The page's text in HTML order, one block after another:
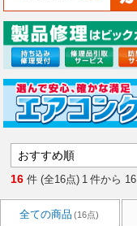
16 件 (全16点) 1 件から 16
全ての商品 (16点)